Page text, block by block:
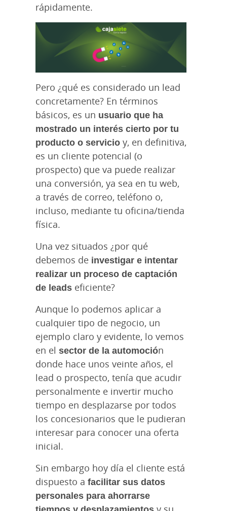
rápidamente.
Pero ¿qué es considerado un lead
concretamente? En términos
básicos, es un usuario que ha
mostrado un interés cierto por tu
producto o servicio y, en definitiva,
es un cliente potencial (o
prospecto) que va puede realizar
una conversión, ya sea en tu web,
a través de correo, teléfono o,
incluso, mediante tu oficina/tienda
física.
Una vez situados ¿por qué
debemos de investigar e intentar
realizar un proceso de captación
de leads eficiente?
Aunque lo podemos aplicar a
cualquier tipo de negocio, un
ejemplo claro y evidente, lo vemos
en el sector de la automoción
donde hace unos veinte años, el
lead o prospecto, tenía que acudir
personalmente e invertir mucho
tiempo en desplazarse por todos
los concesionarios que le pudieran
interesar para conocer una oferta
inicial.
Sin embargo hoy día el cliente está
dispuesto a facilitar sus datos
personales para ahorrarse